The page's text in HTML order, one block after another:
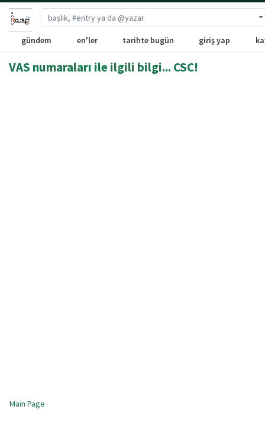
gündem en'ler tarihte bugün giriş yap
VAS numaraları ile ilgili bilgi... CSC!
Main Page